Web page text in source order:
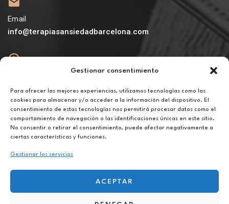
Gestionar consentimiento
Para ofrecer las mejores experiencias, utilizamos tecnologías como las
cookies para almacenar y/o acceder a la información del dispositivo. El
consentimiento de estas tecnologías nos permitirá procesar datos como el
comportamiento de navegación o las identificaciones únicas en este sitio.
No consentir o retirar el consentimiento, puede afectar negativamente a
ciertas características y funciones.
Gestionar los servicios
ACEPTAR
Email
info@terapiasansiedadbarcelona.com
De lunes a viernes de 10h a 20h
Aviso legal
Política de privacidad
Política de cookies